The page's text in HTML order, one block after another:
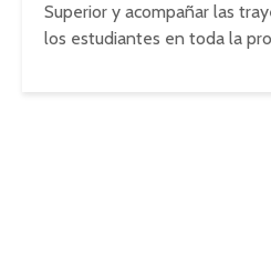
Superior y acompañar las
los estudiantes en toda la